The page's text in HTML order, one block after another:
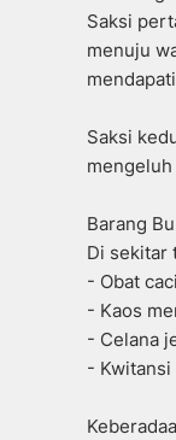
Saksi
menuju
Saksi
Barang
Di sekitar
- Obat
- Kaos
- Celana
- Kwitansi